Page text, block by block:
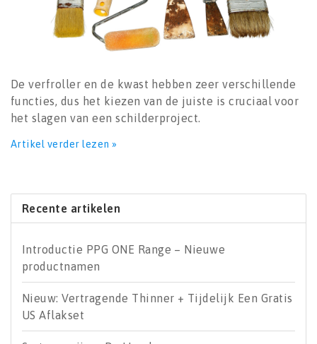
De verfroller en de kwast hebben zeer verschillende
functies, dus het kiezen van de juiste is cruciaal voor
het slagen van een schilderproject.
Artikel verder lezen »
Recente artikelen
Introductie PPG ONE Range – Nieuwe
productnamen
Nieuw: Vertragende Thinner + Tijdelijk Een Gratis
US Aflakset